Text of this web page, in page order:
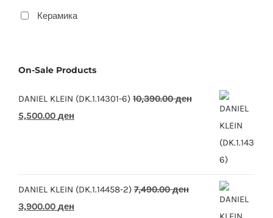
Керамика
On-Sale Products
DANIEL KLEIN (DK.1.14301-6) 10,390.00ден
Original
5,500.00 ден
DANIEL KLEIN (DK.1.14458-2) 7,490.00ден
Original
3,900.00 ден